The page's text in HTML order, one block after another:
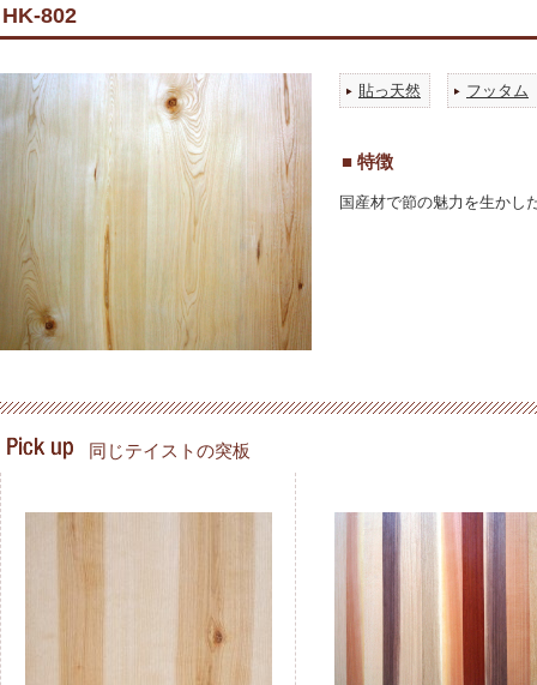
HK-802
貼っ天然 フッタム
■ 特徴
国産材で節の魅力を生かし
同じテイストの突板